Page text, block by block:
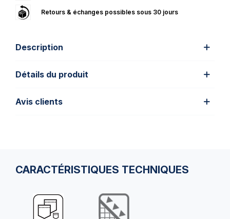
Retours & échanges possibles sous 30 jours
Description
Détails du produit
Avis clients
CARACTÉRISTIQUES TECHNIQUES